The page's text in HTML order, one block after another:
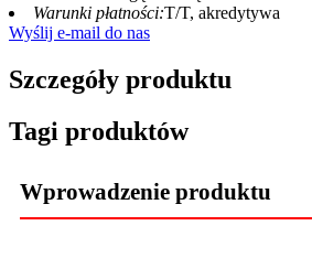
Warunki płatności:T/T, akredytywa
Wyślij e-mail do nas
Szczegóły produktu
Tagi produktów
Wprowadzenie produktu